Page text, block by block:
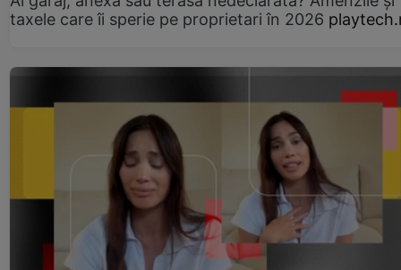
taxele care îi sperie pe proprietari în 2026